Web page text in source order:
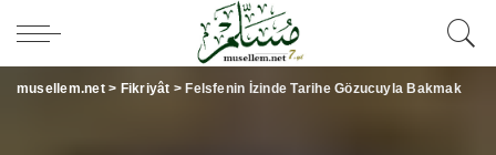
musellem.net> Fikriyât > Felsfenin İzinde Tarihe Gözucuyla Bakmak